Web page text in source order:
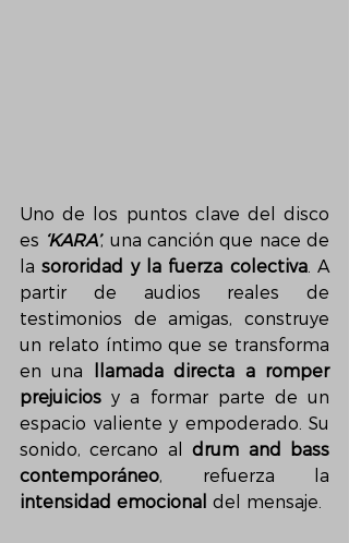
Uno de los puntos clave del disco
es ‘KARA’, una canción que nace de
la sororidad y la fuerza colectiva. A
partir de audios reales de
testimonios de amigas, construye
un relato íntimo que se transforma
en una
llamada directa a romper
prejuicios y a formar parte de un
espacio valiente y empoderado. Su
sonido, cercano al drum and bass
contemporáneo
intensidad emocional del mensaje.